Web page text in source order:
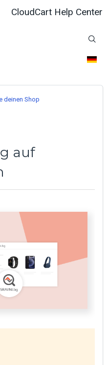
CloudCart Help Center
deinen Shop
auf